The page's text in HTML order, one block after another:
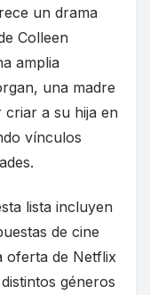
un drama
Colleen
amplia
una madre
criar a su hija en
vínculos
lista incluyen
de cine
oferta de Netflix
géneros